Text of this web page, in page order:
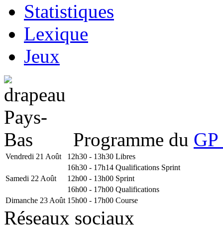
Statistiques
Lexique
Jeux
Programme du
Vendredi 21 Août 12h30 - 13h30 Libres
16h30 - 17h14 Qualifications Sprint
Samedi 22 Août
12h00 - 13h00 Sprint
16h00 - 17h00 Qualifications
Dimanche 23 Août 15h00 - 17h00 Course
Réseaux sociaux